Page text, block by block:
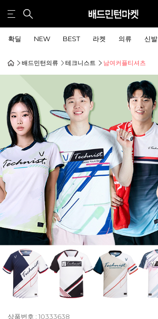
확딜 NEW BEST 라켓 의류 신발
배드민턴의류 테크니스트 남여커플티셔츠
상품번호 : 10333638